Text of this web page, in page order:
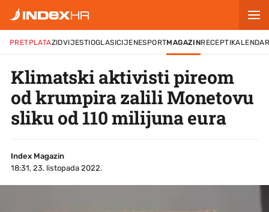
PRETPLATAZIDVIJESTIOGLASICIJENESPORTMAGAZINRECEPTI
Klimatski aktivisti pireom
od krumpira zalili Monetovu
sliku od 110 milijuna eura
Index Magazin
18:31, 23. listopada 2022.